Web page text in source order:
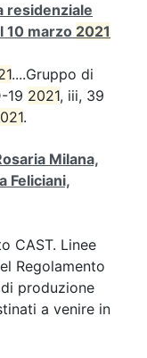
residenziale
10 marzo 2021
....Gruppo di
19 2021, iii, 39
.
Milana,
Feliciani,
CAST. Linee
Regolamento
produzione
a venire in